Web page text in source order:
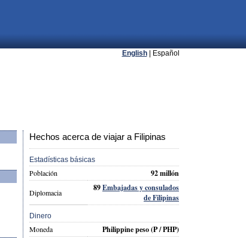
English| Español
Hechos acerca de viajar a Filipinas
Estadísticas básicas
Población 92 millón
Diplomacia 89Embajadas y consulados
de Filipinas
Dinero
Moneda Philippine peso(₱ / PHP)